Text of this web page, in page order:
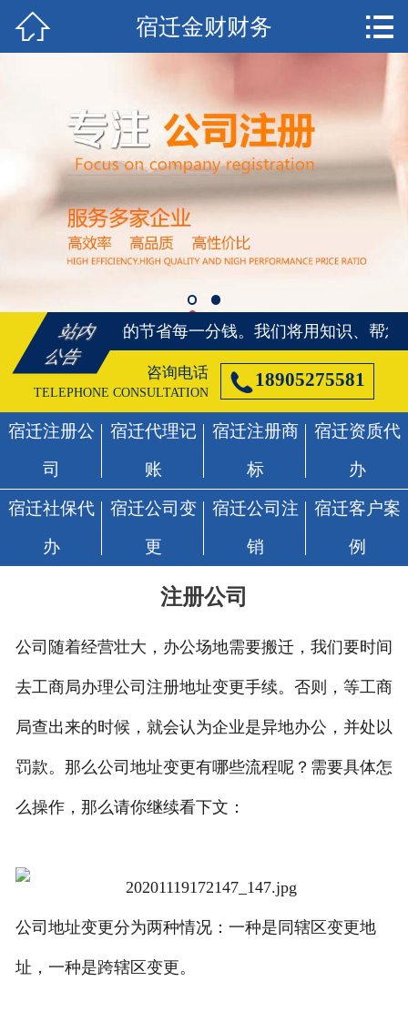
宿迁代理记账
宿迁注册商标
宿迁资质代办
宿迁公司注销
宿迁客户案例
 宿迁金财财务 
站内
公告
帮您合理合法的节省每一分钱。 我们将用知识、帮您
咨询电话
TELEPHONE CONSULTATION  18905275581
宿迁注册公
司
宿迁代理记
账
宿迁注册商
标
宿迁资质代
办
宿迁社保代
办
宿迁公司变
更
宿迁公司注
销
宿迁客户案
例
注册公司
公司随着经营壮大，办公场地需要搬迁，我们要时间
去工商局办理公司注册地址变更手续。否则，等工商
局查出来的时候，就会认为企业是异地办公，并处以
罚款。那么公司地址变更有哪些流程呢？需要具体怎
么操作，那么请你继续看下文：
公司地址变更分为两种情况：一种是同辖区变更地
址，一种是跨辖区变更。